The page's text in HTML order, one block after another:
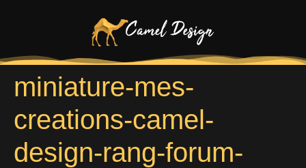
miniature-mes-
creations-camel-
design-rang-forum-